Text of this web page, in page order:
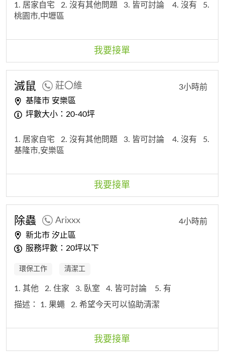
1. 居家自宅 2. 沒有其他問題 3. 皆可討論 4. 沒有
5.
桃園市,中壢區
我要接單
滅鼠 莊〇維
基隆市 安樂區
坪數大小：20-40坪
3小時前
1. 居家自宅 2. 沒有其他問題 3. 皆可討論 4. 沒有
5.
基隆市,安樂區
我要接單
除蟲 Arixxx
新北市 汐止區
服務坪數：20坪以下
4小時前
環保工作 清潔工
1. 其他 2. 住家 3. 臥室 4. 皆可討論
5. 有
描述： 1. 果蠅 2. 希望今天可以協助清潔
我要接單